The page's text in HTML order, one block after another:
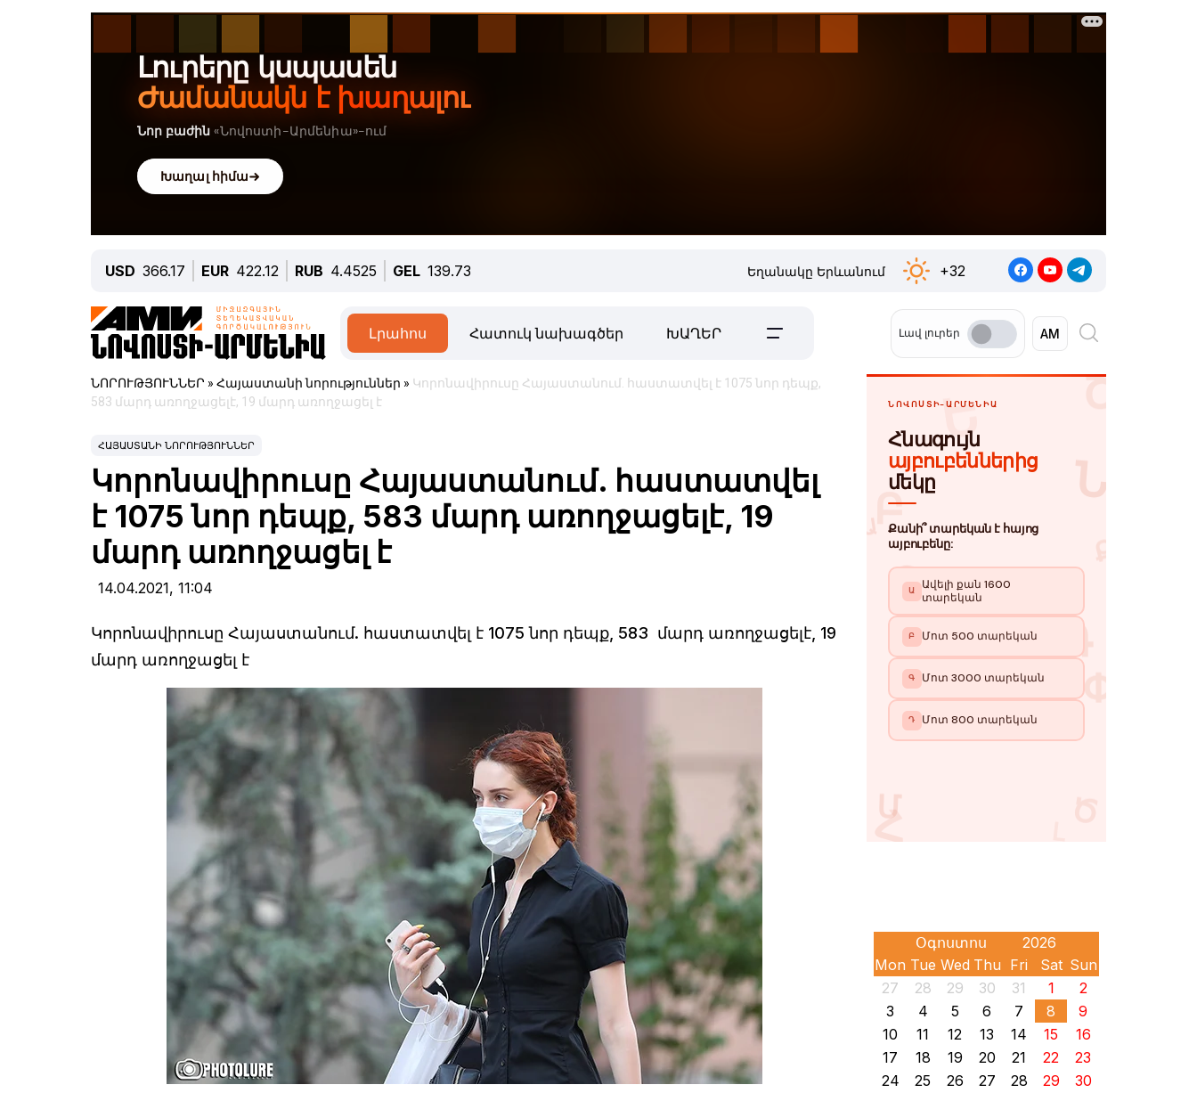
USD 366.17 EUR 422.12 RUB 4.4525 GEL 139.73 Եղանակը Երևանում +32
Լրահոս Հատուկ նախագծեր ԽԱՂԵՐ Լավ լուրեր
ՆՈՐՈՒԹՅՈՒՆՆԵՐ » Հայաստանի նորություններ » Կորոնավիրուսը Հայաստանում. հաստատվել է 1075 նոր դեպք,
583 մարդ առողջացելէ, 19 մարդ առողջացել է
ՀԱՅԱՍՏԱՆԻ ՆՈՐՈՒԹՅՈՒՆՆԵՐ
Կորոնավիրուսը Հայաստանում. հաստատվել
է 1075 նոր դեպք, 583 մարդ առողջացելէ, 19
մարդ առողջացել է
14.04.2021, 11:04
Կորոնավիրուսը Հայաստանում. հաստատվել է 1075 նոր դեպք, 583 մարդ առողջացելէ, 19
մարդ առողջացել է
Mon Tue Wed Thu Fri Sat Sun
27
28 29 30 31 1
2
3
4 5 6 7 8
9
10
11 12 13 14 15
16
17
18 19 20 21 22
23
24
25 26 27 28 29
30